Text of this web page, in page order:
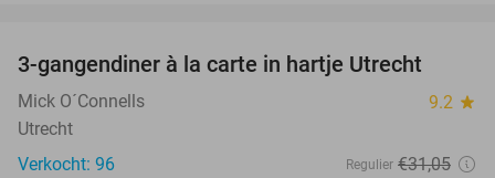
3-gangendiner à la carte in hartje Utrecht
Mick O´Connells 9.2 star
Utrecht
Verkocht: 96
Regulier €31,05